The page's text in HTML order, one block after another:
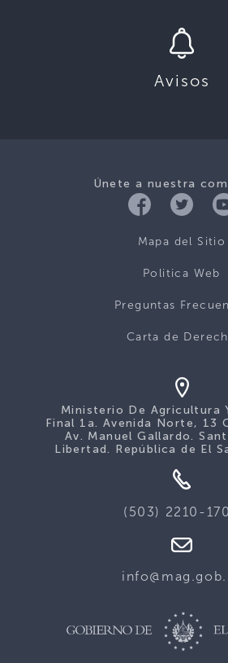
Avisos
Únete a nuestra
Mapa del Sitio
Politica Web
Preguntas
Carta de
Ministerio De Agricultura
Final 1a. Avenida Norte, 13
Av. Manuel Gallardo.
Libertad. República de El
(503) 2210-